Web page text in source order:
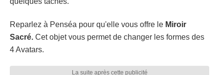
Reparlez à Penséa pour qu'elle vous offre le Miroir
Sacré. Cet objet vous permet de changer les formes des
4 Avatars.